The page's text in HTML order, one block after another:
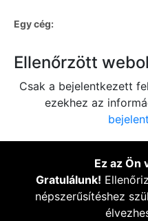
Egy cég:
Ellenőrzött
Csak a bejelentkezett
ezekhez az
Ez az Ön
Gratulálunk!
népszerűsítéshez